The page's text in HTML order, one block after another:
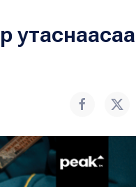
утаснаасаа